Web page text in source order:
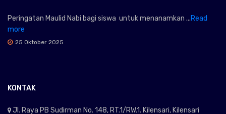
Peringatan Maulid Nabi bagi siswa untuk menanamkan ...Read
more
25 Oktober 2025
KONTAK
Jl. Raya PB Sudirman No. 148, RT.1/RW.1. Kilensari, Kilensari